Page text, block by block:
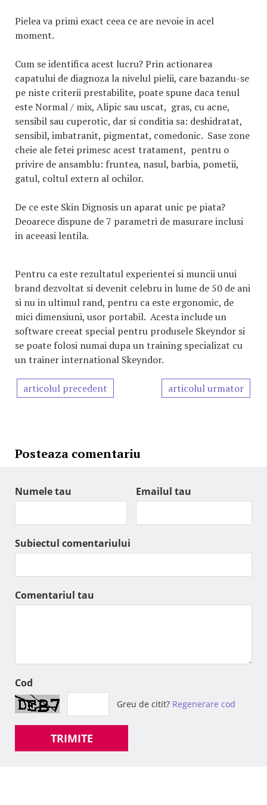
Pielea va primi exact ceea ce are nevoie in acel
moment.
Cum se identifica acest lucru? Prin actionarea
capatului de diagnoza la nivelul pielii, care bazandu-se
pe niste criterii prestabilite, poate spune daca tenul
este Normal / mix, Alipic sau uscat, gras, cu acne,
sensibil sau cuperotic, dar si conditia sa: deshidratat,
sensibil, imbatranit, pigmentat, comedonic. Sase zone
cheie ale fetei primesc acest tratament, pentru o
privire de ansamblu: fruntea, nasul, barbia, pometii,
gatul, coltul extern al ochilor.
De ce este Skin Dignosis un aparat unic pe piata?
Deoarece dispune de 7 parametri de masurare inclusi
in aceeasi lentila.
Pentru ca este rezultatul experientei si muncii unui
brand dezvoltat si devenit celebru in lume de 50 de ani
si nu in ultimul rand, pentru ca este ergonomic, de
mici dimensiuni, usor portabil. Acesta include un
software creeat special pentru produsele Skeyndor si
se poate folosi numai dupa un training specializat cu
un trainer international Skeyndor.
articolul precedent articolul urmator
Posteaza comentariu
Numele tau Emailul tau
Subiectul comentariului
Comentariul tau
Cod
Greu de citit? Regenerare cod
TRIMITE